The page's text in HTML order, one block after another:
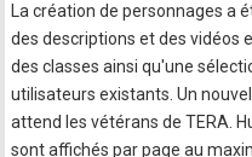
La création de personnages
des descriptions et des vidéos
des classes ainsi qu'une
utilisateurs existants. Un
attend les vétérans de TERA.
sont affichés par page au